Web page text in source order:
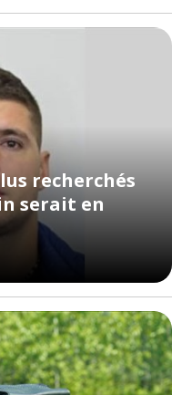
recherchés
serait en